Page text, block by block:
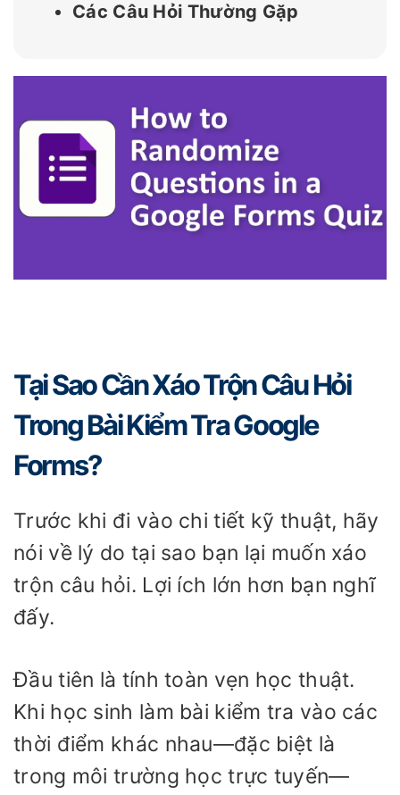
Các Câu Hỏi Thường Gặp
Tại Sao Cần Xáo Trộn Câu Hỏi
Trong Bài Kiểm Tra Google
Forms?
Trước khi đi vào chi tiết kỹ thuật, hãy
nói về lý do tại sao bạn lại muốn xáo
trộn câu hỏi. Lợi ích lớn hơn bạn nghĩ
đấy.
Đầu tiên là tính toàn vẹn học thuật.
Khi học sinh làm bài kiểm tra vào các
thời điểm khác nhau—đặc biệt là
trong môi trường học trực tuyến—